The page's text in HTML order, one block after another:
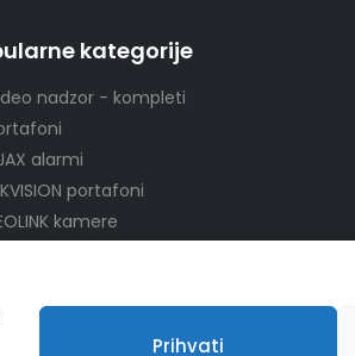
Prihvati
kategorije
nadzor - kompleti
alarmi
portafoni
kamere